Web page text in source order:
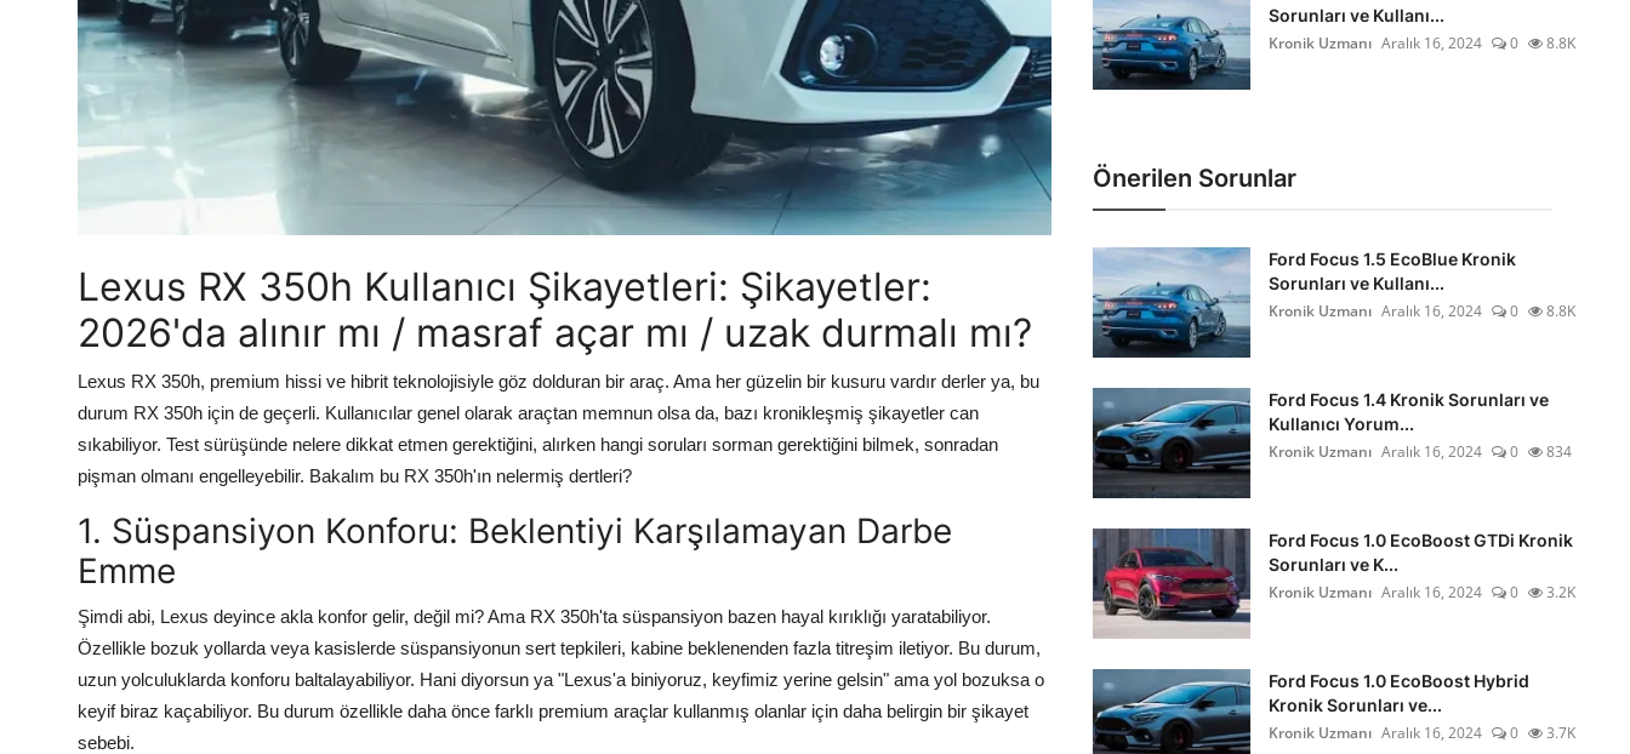
Yağlar & Sıvılar
LPG & Yakıt
Elektrik & Akü
Aydınlatma & Görüş
Şanzıman & Aktarma
Dizel Sistemler
Multimedya & Elektronik
Lexus RX 350h Kullanıcı Şikayetleri: Şikayetler:
2026'da alınır mı / masraf açar mı / uzak durmalı mı?
Lexus RX 350h, premium hissi ve hibrit teknolojisiyle göz dolduran bir araç. Ama her güzelin bir kusuru vardır derler ya, bu
durum RX 350h için de geçerli. Kullanıcılar genel olarak araçtan memnun olsa da, bazı kronikleşmiş şikayetler can
sıkabiliyor. Test sürüşünde nelere dikkat etmen gerektiğini, alırken hangi soruları sorman gerektiğini bilmek, sonradan
pişman olmanı engelleyebilir. Bakalım bu RX 350h'ın nelermiş dertleri?
1. Süspansiyon Konforu: Beklentiyi Karşılamayan Darbe
Emme
Şimdi abi, Lexus deyince akla konfor gelir, değil mi? Ama RX 350h'ta süspansiyon bazen hayal kırıklığı yaratabiliyor.
Özellikle bozuk yollarda veya kasislerde süspansiyonun sert tepkileri, kabine beklenenden fazla titreşim iletiyor. Bu durum,
uzun yolculuklarda konforu baltalayabiliyor. Hani diyorsun ya "Lexus'a biniyoruz, keyfimiz yerine gelsin" ama yol bozuksa o
keyif biraz kaçabiliyor. Bu durum özellikle daha önce farklı premium araçlar kullanmış olanlar için daha belirgin bir şikayet
sebebi.
Sorunları ve Kullanı...
Kronik Uzmanı Aralık 16, 2024 0 8.8K
Önerilen Sorunlar
Ford Focus 1.5 EcoBlue Kronik
Sorunları ve Kullanı...
Kronik Uzmanı Aralık 16, 2024 0 8.8K
Ford Focus 1.4 Kronik Sorunları ve
Kullanıcı Yorum...
Kronik Uzmanı Aralık 16, 2024 0 834
Ford Focus 1.0 EcoBoost GTDi Kronik
Sorunları ve K...
Kronik Uzmanı Aralık 16, 2024 0 3.2K
Ford Focus 1.0 EcoBoost Hybrid
Kronik Sorunları ve...
Kronik Uzmanı Aralık 16, 2024 0 3.7K